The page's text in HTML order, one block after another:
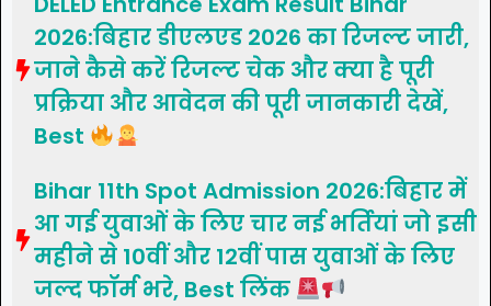
2026:बिहार डीएलएड 2026 का रिजल्ट जारी,
जाने कैसे करें रिजल्ट चेक और क्या है पूरी
प्रक्रिया और आवेदन की पूरी जानकारी देखें,
Best
Bihar 11th Spot Admission 2026:बिहार में
आ गई युवाओं के लिए चार नई भर्तियां जो इसी
महीने से 10वीं और 12वीं पास युवाओं के लिए
जल्द फॉर्म भरे, Best लिंक